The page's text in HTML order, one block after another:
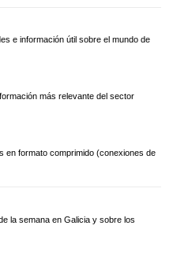
e información útil sobre el mundo de
más relevante del sector
en formato comprimido (conexiones de
la semana en Galicia y sobre los